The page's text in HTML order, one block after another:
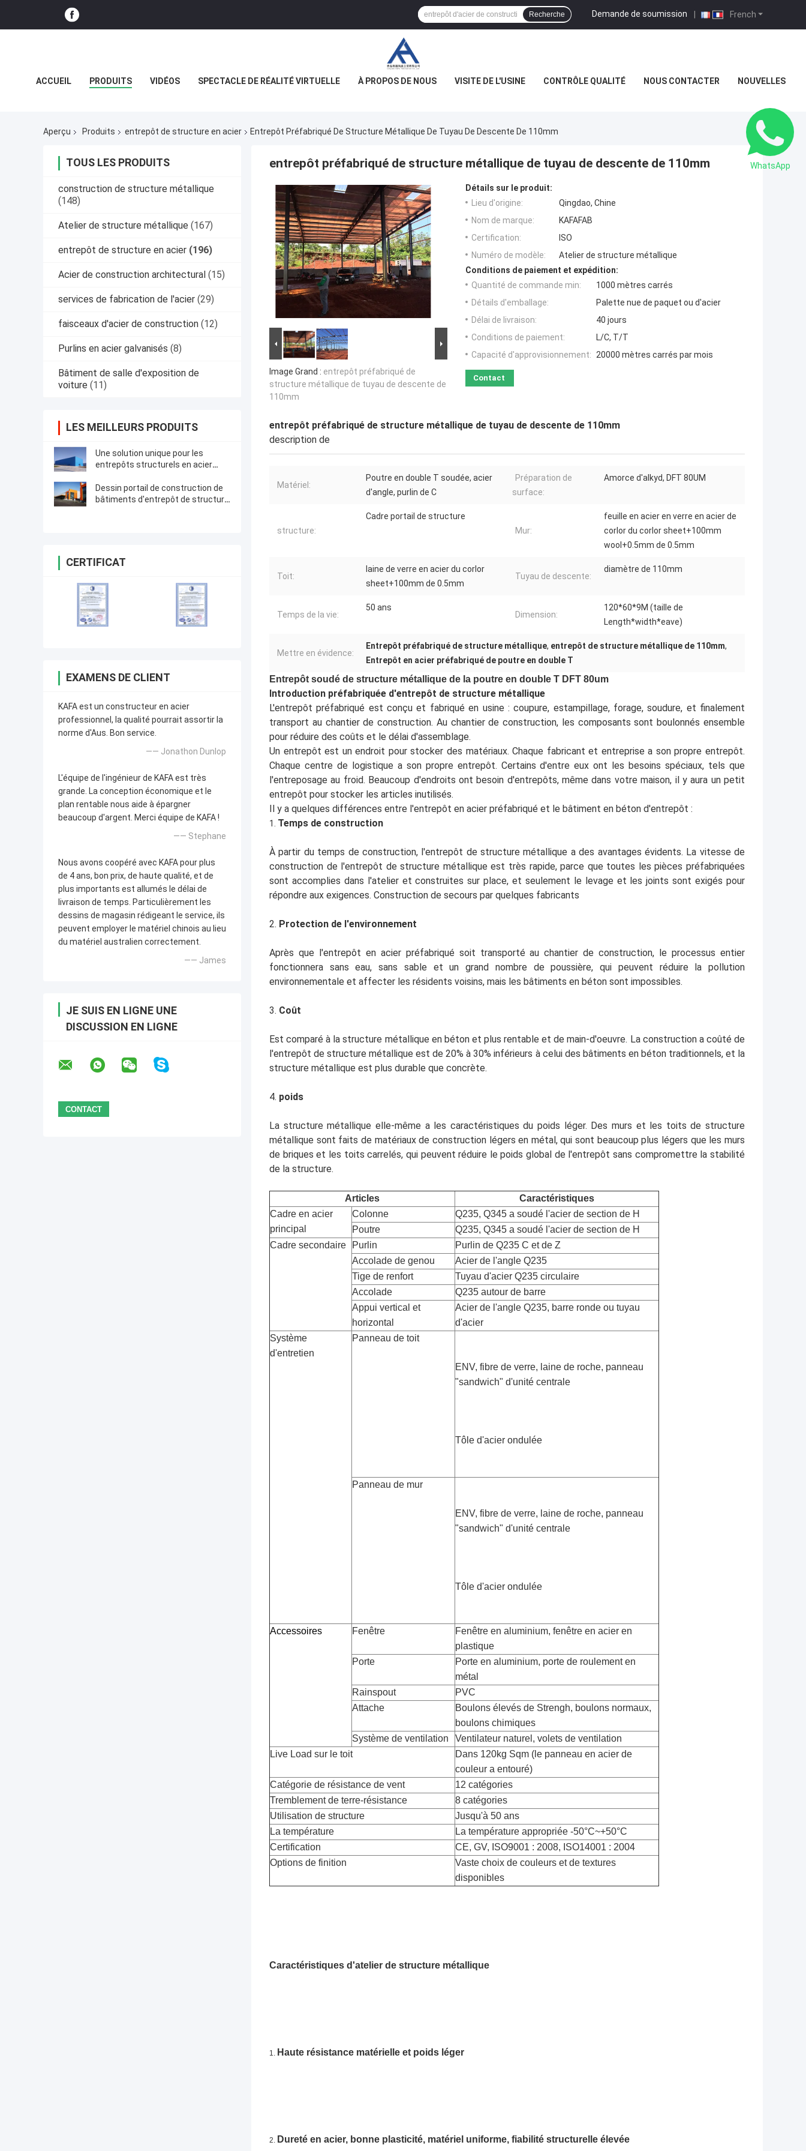
French
Demande de soumission |
Recherche
ACCUEIL PRODUITS VIDÉOS SPECTACLE DE RÉALITÉ VIRTUELLE À PROPOS DE NOUS VISITE DE L'USINE CONTRÔLE QUALITÉ NOUS CONTACTER NOUVELLES
Aperçu Produits entrepôt de structure en acier Entrepôt Préfabriqué De Structure Métallique De Tuyau De Descente De 110mm
TOUS LES PRODUITS
construction de structure métallique
(148)
Atelier de structure métallique (167)
entrepôt de structure en acier (196)
Acier de construction architectural (15)
services de fabrication de l'acier (29)
faisceaux d'acier de construction (12)
Purlins en acier galvanisés (8)
Bâtiment de salle d'exposition de
voiture (11)
LES MEILLEURS PRODUITS
Une solution unique pour les
entrepôts structurels en acier
Dessin portail de construction de
bâtiments d'entrepôt de structure
CERTIFICAT
EXAMENS DE CLIENT
KAFA est un constructeur en acier
professionnel, la qualité pourrait assortir la
norme d'Aus. Bon service.
—— Jonathon Dunlop
L'équipe de l'ingénieur de KAFA est très
grande. La conception économique et le
plan rentable nous aide à épargner
beaucoup d'argent. Merci équipe de KAFA !
—— Stephane
Nous avons coopéré avec KAFA pour plus
de 4 ans, bon prix, de haute qualité, et de
plus importants est allumés le délai de
livraison de temps. Particulièrement les
dessins de magasin rédigeant le service, ils
peuvent employer le matériel chinois au lieu
du matériel australien correctement.
—— James
JE SUIS EN LIGNE UNE
DISCUSSION EN LIGNE
entrepôt préfabriqué de structure métallique de tuyau de descente de 110mm
Image Grand : entrepôt préfabriqué de
structure métallique de tuyau de descente de
110mm
Détails sur le produit:
Lieu d'origine:
Qingdao, Chine
Nom de marque:
KAFAFAB
Certification:
ISO
Numéro de modèle:
Atelier de structure métallique
Conditions de paiement et expédition:
Quantité de commande min:
1000 mètres carrés
Détails d'emballage:
Palette nue de paquet ou d'acier
Délai de livraison:
40 jours
Conditions de paiement:
L/C, T/T
Capacité d'approvisionnement: 20000 mètres carrés par mois
Contact
entrepôt préfabriqué de structure métallique de tuyau de descente de 110mm
description de
Matériel:
Poutre en double T soudée, acier
d'angle, purlin de C
Préparation de
surface:
Amorce d'alkyd, DFT 80UM
structure:
Cadre portail de structure
Mur:
feuille en acier en verre en acier de
corlor du corlor sheet+100mm
wool+0.5mm de 0.5mm
Toit:
laine de verre en acier du corlor
sheet+100mm de 0.5mm
Tuyau de descente:
diamètre de 110mm
Temps de la vie:
50 ans
Dimension:
120*60*9M (taille de
Length*width*eave)
Mettre en évidence:
Entrepôt préfabriqué de structure métallique, entrepôt de structure métallique de 110mm,
Entrepôt en acier préfabriqué de poutre en double T
Entrepôt soudé de structure métallique de la poutre en double T DFT 80um
Introduction préfabriquée d'entrepôt de structure métallique
L'entrepôt préfabriqué est conçu et fabriqué en usine : coupure, estampillage, forage, soudure, et finalement
transport au chantier de construction. Au chantier de construction, les composants sont boulonnés ensemble
pour réduire des coûts et le délai d'assemblage.
Un entrepôt est un endroit pour stocker des matériaux. Chaque fabricant et entreprise a son propre entrepôt.
Chaque centre de logistique a son propre entrepôt. Certains d'entre eux ont les besoins spéciaux, tels que
l'entreposage au froid. Beaucoup d'endroits ont besoin d'entrepôts, même dans votre maison, il y aura un petit
entrepôt pour stocker les articles inutilisés.
Il y a quelques différences entre l'entrepôt en acier préfabriqué et le bâtiment en béton d'entrepôt :
1. Temps de construction
À partir du temps de construction, l'entrepôt de structure métallique a des avantages évidents. La vitesse de
construction de l'entrepôt de structure métallique est très rapide, parce que toutes les pièces préfabriquées
sont accomplies dans l'atelier et construites sur place, et seulement le levage et les joints sont exigés pour
répondre aux exigences. Construction de secours par quelques fabricants
2. Protection de l'environnement
Après que l'entrepôt en acier préfabriqué soit transporté au chantier de construction, le processus entier
fonctionnera sans eau, sans sable et un grand nombre de poussière, qui peuvent réduire la pollution
environnementale et affecter les résidents voisins, mais les bâtiments en béton sont impossibles.
3. Coût
Est comparé à la structure métallique en béton et plus rentable et de main-d'oeuvre. La construction a coûté de
l'entrepôt de structure métallique est de 20% à 30% inférieurs à celui des bâtiments en béton traditionnels, et la
structure métallique est plus durable que concrète.
4. poids
La structure métallique elle-même a les caractéristiques du poids léger. Des murs et les toits de structure
métallique sont faits de matériaux de construction légers en métal, qui sont beaucoup plus légers que les murs
de briques et les toits carrelés, qui peuvent réduire le poids global de l'entrepôt sans compromettre la stabilité
de la structure.
Articles
Caractéristiques
Cadre en acier
principal
Colonne
Q235, Q345 a soudé l'acier de section de H
Poutre
Q235, Q345 a soudé l'acier de section de H
Cadre secondaire
Purlin
Purlin de Q235 C et de Z
Accolade de genou
Acier de l'angle Q235
Tige de renfort
Tuyau d'acier Q235 circulaire
Accolade
Q235 autour de barre
Appui vertical et
horizontal
Acier de l'angle Q235, barre ronde ou tuyau
d'acier
Système
d'entretien
Panneau de toit
ENV, fibre de verre, laine de roche, panneau
"sandwich" d'unité centrale
Tôle d'acier ondulée
Panneau de mur
ENV, fibre de verre, laine de roche, panneau
"sandwich" d'unité centrale
Tôle d'acier ondulée
Accessoires Fenêtre
Fenêtre en aluminium, fenêtre en acier en
plastique
Porte
Porte en aluminium, porte de roulement en
métal
Rainspout
PVC
Attache
Boulons élevés de Strengh, boulons normaux,
boulons chimiques
Système de ventilation
Ventilateur naturel, volets de ventilation
Live Load sur le toit
Dans 120kg Sqm (le panneau en acier de
couleur a entouré)
Catégorie de résistance de vent
12 catégories
Tremblement de terre-résistance
8 catégories
Utilisation de structure
Jusqu'à 50 ans
La température
La température appropriée -50°C~+50°C
Certification
CE, GV, ISO9001 : 2008, ISO14001 : 2004
Options de finition
Vaste choix de couleurs et de textures
disponibles
Caractéristiques d'atelier de structure métallique
1. Haute résistance matérielle et poids léger
2. Dureté en acier, bonne plasticité, matériel uniforme, fiabilité structurelle élevée
WhatsApp